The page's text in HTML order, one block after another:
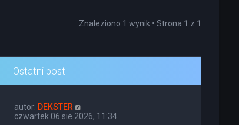
Znaleziono 1 wynik • Strona 1 z 1
Ostatni post
autor: DEKSTER
czwartek 06 sie 2026, 11:34